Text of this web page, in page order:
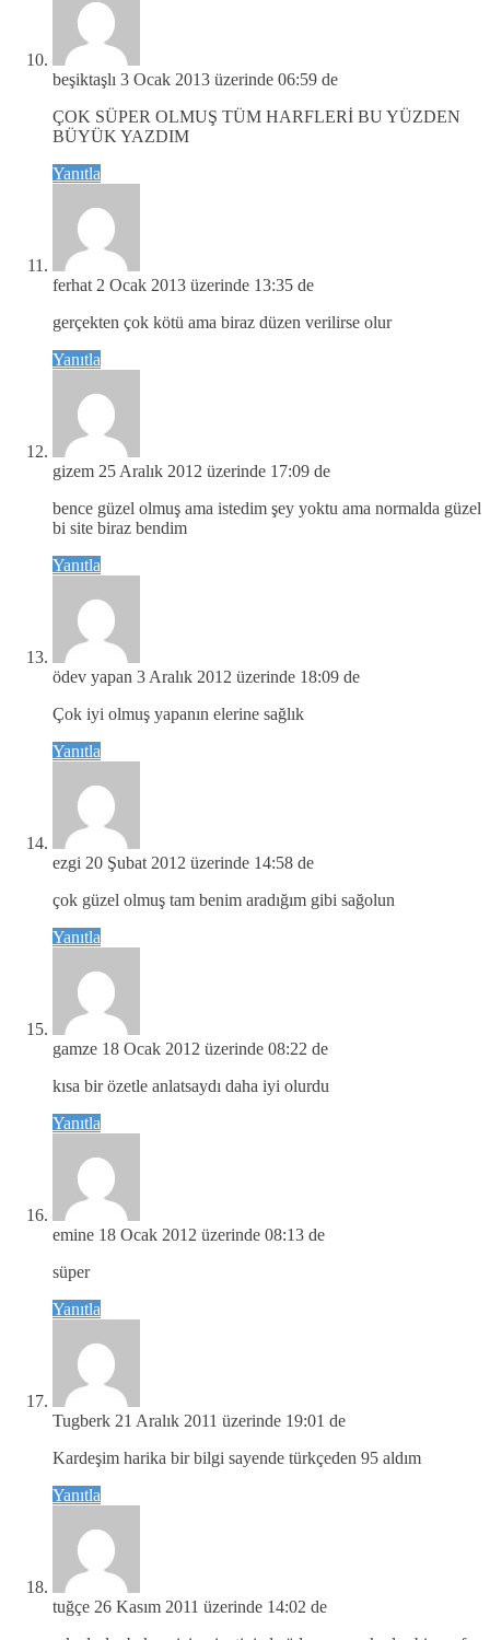
beşiktaşlı 3 Ocak 2013 üzerinde 06:59 de
ÇOK SÜPER OLMUŞ TÜM HARFLERİ BU YÜZDEN
BÜYÜK YAZDIM
Yanıtla
ferhat 2 Ocak 2013 üzerinde 13:35 de
gerçekten çok kötü ama biraz düzen verilirse olur
Yanıtla
gizem 25 Aralık 2012 üzerinde 17:09 de
bence güzel olmuş ama istedim şey yoktu ama normalda güzel
bi site biraz bendim
Yanıtla
ödev yapan 3 Aralık 2012 üzerinde 18:09 de
Çok iyi olmuş yapanın elerine sağlık
Yanıtla
ezgi 20 Şubat 2012 üzerinde 14:58 de
çok güzel olmuş tam benim aradığım gibi sağolun
Yanıtla
gamze 18 Ocak 2012 üzerinde 08:22 de
kısa bir özetle anlatsaydı daha iyi olurdu
Yanıtla
emine 18 Ocak 2012 üzerinde 08:13 de
süper
Yanıtla
Tugberk 21 Aralık 2011 üzerinde 19:01 de
Kardeşim harika bir bilgi sayende türkçeden 95 aldım
Yanıtla
tuğçe 26 Kasım 2011 üzerinde 14:02 de